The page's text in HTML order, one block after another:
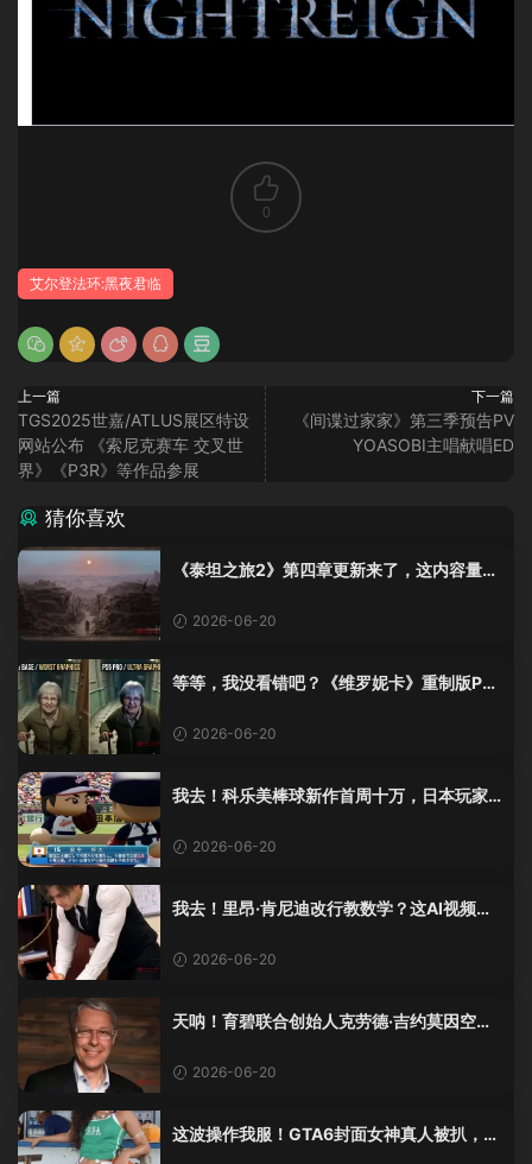
0
艾尔登法环:黑夜君临
上一篇
TGS2025世嘉/ATLUS展区特设
网站公布 《索尼克赛车 交叉世
界》《P3R》等作品参展
下一篇
《间谍过家家》第三季预告PV
YOASOBI主唱献唱ED
猜你喜欢
《泰坦之旅2》第四章更新来了，这内容量感
2026-06-20
等等，我没看错吧？《维罗妮卡》重制版PS
2026-06-20
我去！科乐美棒球新作首周十万，日本玩家
2026-06-20
我去！里昂·肯尼迪改行教数学？这AI视频全
2026-06-20
天呐！育碧联合创始人克劳德·吉约莫因空难
2026-06-20
这波操作我服！GTA6封面女神真人被扒，网